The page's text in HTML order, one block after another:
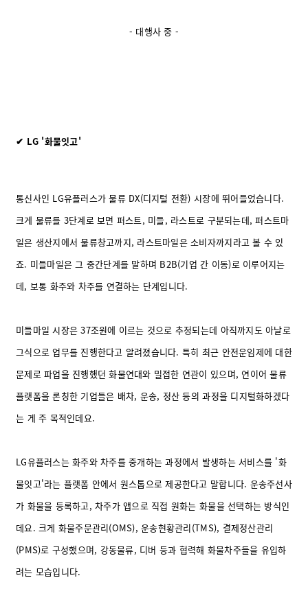
- 대행사 중 -
✔ LG '화물잇고'
통신사인 LG유플러스가 물류 DX(디지털 전환) 시장에 뛰어들었습니다.
크게 물류를 3단계로 보면 퍼스트, 미들, 라스트로 구분되는데, 퍼스트마
일은 생산지에서 물류창고까지, 라스트마일은 소비자까지라고 볼 수 있
죠. 미들마일은 그 중간단계를 말하며 B2B(기업 간 이동)로 이루어지는
데, 보통 화주와 차주를 연결하는 단계입니다.
미들마일 시장은 37조원에 이르는 것으로 추정되는데 아직까지도 아날로
그식으로 업무를 진행한다고 알려졌습니다. 특히 최근 안전운임제에 대한
문제로 파업을 진행했던 화물연대와 밀접한 연관이 있으며, 연이어 물류
플랫폼을 론칭한 기업들은 배차, 운송, 정산 등의 과정을 디지털화하겠다
는 게 주 목적인데요.
LG유플러스는 화주와 차주를 중개하는 과정에서 발생하는 서비스를 '화
물잇고'라는 플랫폼 안에서 원스톱으로 제공한다고 말합니다. 운송주선사
가 화물을 등록하고, 차주가 앱으로 직접 원화는 화물을 선택하는 방식인
데요. 크게 화물주문관리(OMS), 운송현황관리(TMS), 결제정산관리
(PMS)로 구성했으며, 강동물류, 디버 등과 협력해 화물차주들을 유입하
려는 모습입니다.